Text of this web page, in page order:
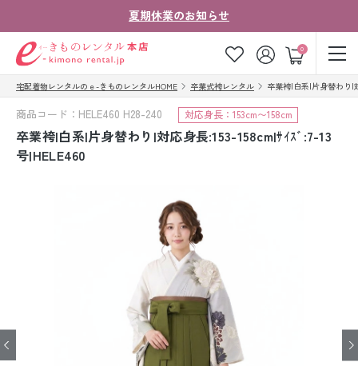
夏期休業のお知らせ
0
ゲスト
お気に入り ログイン カート
ご注文の流れ
会社案内
法人・グループの
お客様はこちら
宅配着物レンタルのｅ-きものレンタルHOME 卒業式袴レンタル 卒業袴|白系|片身替わり|
商品コード：HELE460 H28-240 対応身長：153cm〜158cm
卒業袴|白系|片身替わり|対応身長:153-158cm|ｻｲｽﾞ:7-13
号|HELE460